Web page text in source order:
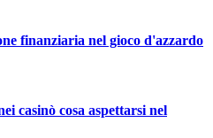
finanziaria nel gioco d'azzardo
casinò cosa aspettarsi nel